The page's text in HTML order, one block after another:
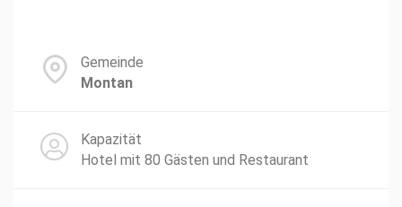
Gemeinde
Montan
Kapazität
Hotel mit 80 Gästen und Restaurant